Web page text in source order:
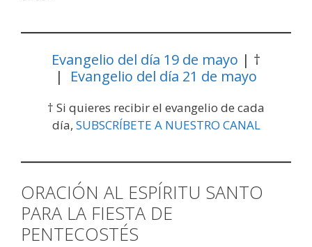
Evangelio del día 19 de mayo | †
| Evangelio del día 21 de mayo
† Si quieres recibir el evangelio de cada
día, SUBSCRÍBETE A NUESTRO CANAL
ORACIÓN AL ESPÍRITU SANTO
PARA LA FIESTA DE
PENTECOSTÉS